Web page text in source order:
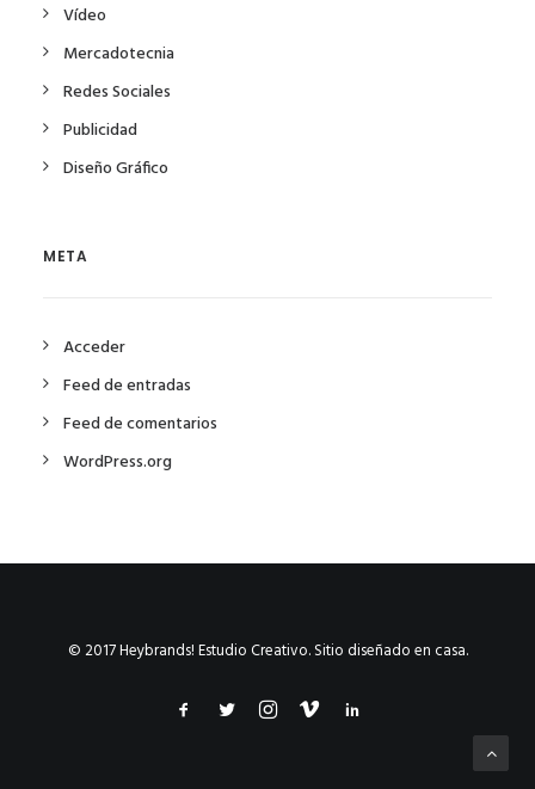
Vídeo
Mercadotecnia
Redes Sociales
Publicidad
Diseño Gráfico
META
Acceder
Feed de entradas
Feed de comentarios
WordPress.org
© 2017 Heybrands! Estudio Creativo. Sitio diseñado en casa.